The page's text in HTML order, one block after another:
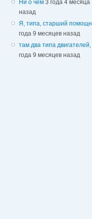
Ни о чем 3 года 4 месяца
назад
Я, типа, старший
года 9 месяцев назад
там два типа
года 9 месяцев назад